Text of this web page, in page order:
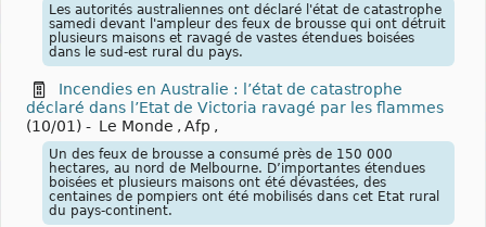
Les autorités australiennes ont déclaré l'état de catastrophe
samedi devant l'ampleur des feux de brousse qui ont détruit
plusieurs maisons et ravagé de vastes étendues boisées
dans le sud-est rural du pays.
Incendies en Australie : l’état de catastrophe
déclaré dans l’Etat de Victoria ravagé par les flammes
(10/01) - Le Monde , Afp ,
Un des feux de brousse a consumé près de 150 000
hectares, au nord de Melbourne. D’importantes étendues
boisées et plusieurs maisons ont été dévastées, des
centaines de pompiers ont été mobilisés dans cet Etat rural
du pays-continent.